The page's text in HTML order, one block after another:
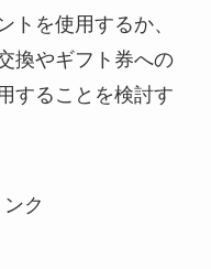
トを使用するか、
換やギフト券への
することを検討す
ク